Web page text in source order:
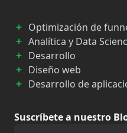
Optimización de
Analítica y Data
Desarrollo
Diseño web
Desarrollo de
Suscríbete a nuestro